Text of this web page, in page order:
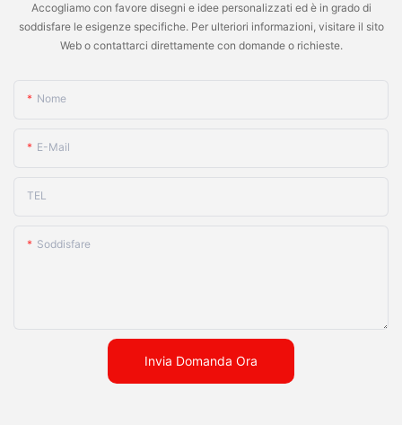
Accogliamo con favore disegni e idee personalizzati ed è in grado di
soddisfare le esigenze specifiche. Per ulteriori informazioni, visitare il sito
Web o contattarci direttamente con domande o richieste.
Nome
E-Mail
TEL
Soddisfare
Invia Domanda Ora